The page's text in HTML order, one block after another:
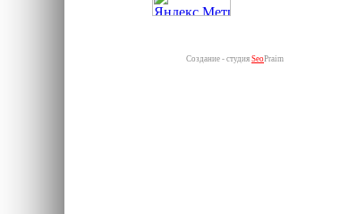
Создание - студия SeoPraim